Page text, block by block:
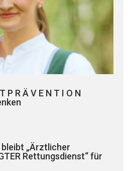
P R Ä V E N T I O N
bleibt „Ärztlicher
Rettungsdienst“ für